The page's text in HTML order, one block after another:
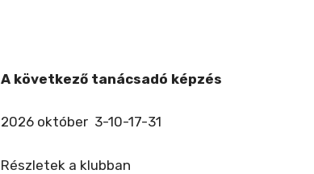
A következő tanácsadó képzés
2026 október 3-10-17-31
Részletek a klubban